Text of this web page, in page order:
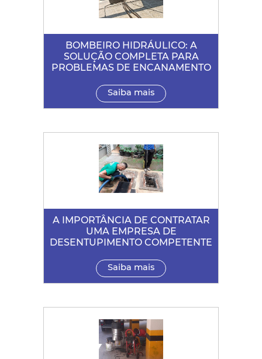
BOMBEIRO HIDRÁULICO: A
SOLUÇÃO COMPLETA PARA
PROBLEMAS DE ENCANAMENTO
Saiba mais
A IMPORTÂNCIA DE CONTRATAR
UMA EMPRESA DE
DESENTUPIMENTO COMPETENTE
Saiba mais